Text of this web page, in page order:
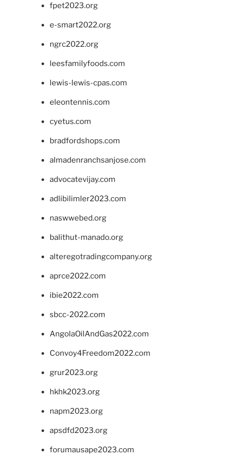
fpet2023.org
e-smart2022.org
ngrc2022.org
leesfamilyfoods.com
lewis-lewis-cpas.com
eleontennis.com
cyetus.com
bradfordshops.com
almadenranchsanjose.com
advocatevijay.com
adlibilimler2023.com
naswwebed.org
balithut-manado.org
alteregotradingcompany.org
aprce2022.com
ibie2022.com
sbcc-2022.com
AngolaOilAndGas2022.com
Convoy4Freedom2022.com
grur2023.org
hkhk2023.org
napm2023.org
apsdfd2023.org
forumausape2023.com